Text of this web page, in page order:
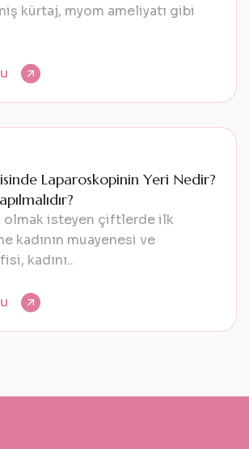
kürtaj, myom ameliyatı gibi
Laparoskopinin Yeri Nedir?
olmak isteyen çiftlerde ilk
kadının muayenesi ve
kadını..